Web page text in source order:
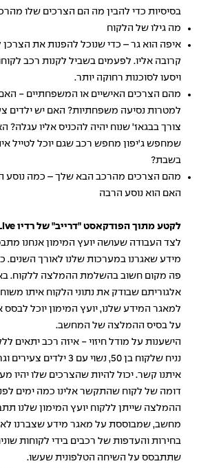
בסיסיות כדי להבין מה הם הצרכים שלו
מה גילו של הלקוח
איפה הוא גר – כדי שנוכל להפנות את הצרכן
קרובה אליו. לפעמים בשביל לקנות רכב
ויסעו לסוכנות רחוקה יותר.
מהם הצרכים האישיים או המשפחתיים -
למטרות נסיעה משפחתיות? האם יש ילדים
צורך בבגאז' שנוח יהיה להכניס אליו עגלה?
שמחפש ג'יפון מחפש רכב שגם יוכל לטייל
בשבת?
מהם הצרכים מהרכב הבא שלך – כמה נוסע
האם הוא נוסע הרבה
לקטע מתוך הפודקאסט "דרייב" של רדיו 5Live
לצד העבודה שעושה יועץ המימון אנחנו
מידע שאגרנו במערכות שלנו לאורך השנים.
פה מקום חשוב בהשלמת ההמלצה ללקוח.
אלגוריתם שבודק את נתוני הלקוח איתו
למאגר המידע שלנו, יועץ המימון יוכל
על בסיס ההמלצה של המחשב.
הישענות על מודל חיזוי - איזה רכב יתאים
נניח שלקוח בן 50, נשוי עם 3
איתנו קשר. יכול להיות שהצרכים שלו יהיו
דומה של לקוח שהתקשר אלינו כמה ימים
ההמלצה שייתן ללקוח יועץ המימון שלנו
מחשב, שמבוססת על מאגר מידע שצברנו
בחירות והעדפות של רכבים בידי לקוחות
שתתבסס על השיחה הטלפונית שעשו.